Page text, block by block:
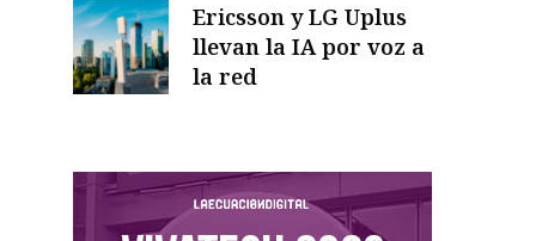
Ericsson y LG Uplus
llevan la IA por voz a
la red